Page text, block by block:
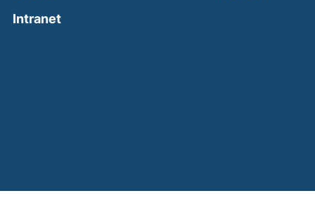
Intranet(external link, opens in a new window)